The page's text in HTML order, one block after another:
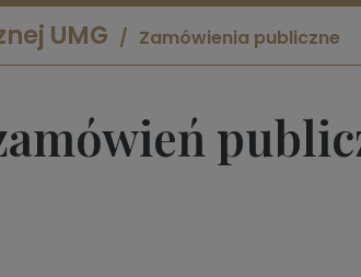
UMG Zamówienia publiczne